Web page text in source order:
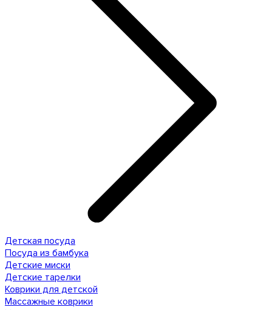
Детская посуда
Посуда из бамбука
Детские миски
Детские тарелки
Коврики для детской
Массажные коврики